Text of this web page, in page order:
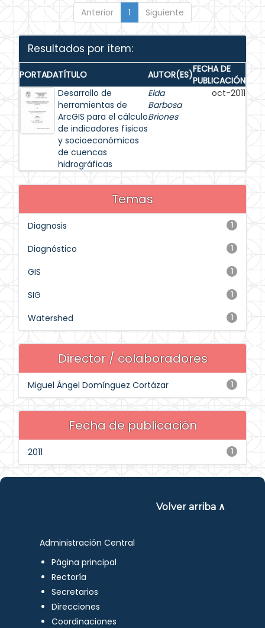
Anterior 1 Siguiente
Resultados por ítem:
PORTADATÍTULO AUTOR(ES)FECHA DE
PUBLICACIÓN
Desarrollo de
herramientas de
ArcGIS para el cálculo
de indicadores físicos
y socioeconómicos
de cuencas
hidrográficas
Elda
Barbosa
Briones
oct-2011
Temas
1
Diagnosis
1
Diagnóstico
1
GIS
1
SIG
1
Watershed
Director / colaboradores
1
Miguel Ángel Domínguez Cortázar
Fecha de publicación
1
2011
Volver arriba ∧
Administración Central
Página principal
Rectoría
Secretarios
Direcciones
Coordinaciones